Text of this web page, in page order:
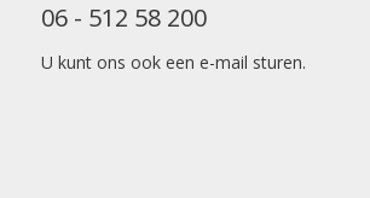
06 - 512 58 200
U kunt ons ook een e-mail sturen.